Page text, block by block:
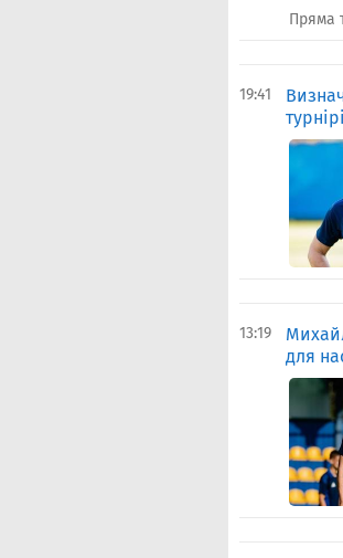
Пряма
19:41
13:19
для